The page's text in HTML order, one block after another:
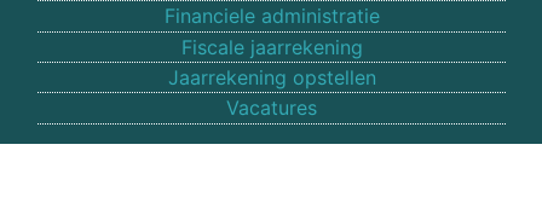
Financiele administratie
Fiscale jaarrekening
Jaarrekening opstellen
Vacatures